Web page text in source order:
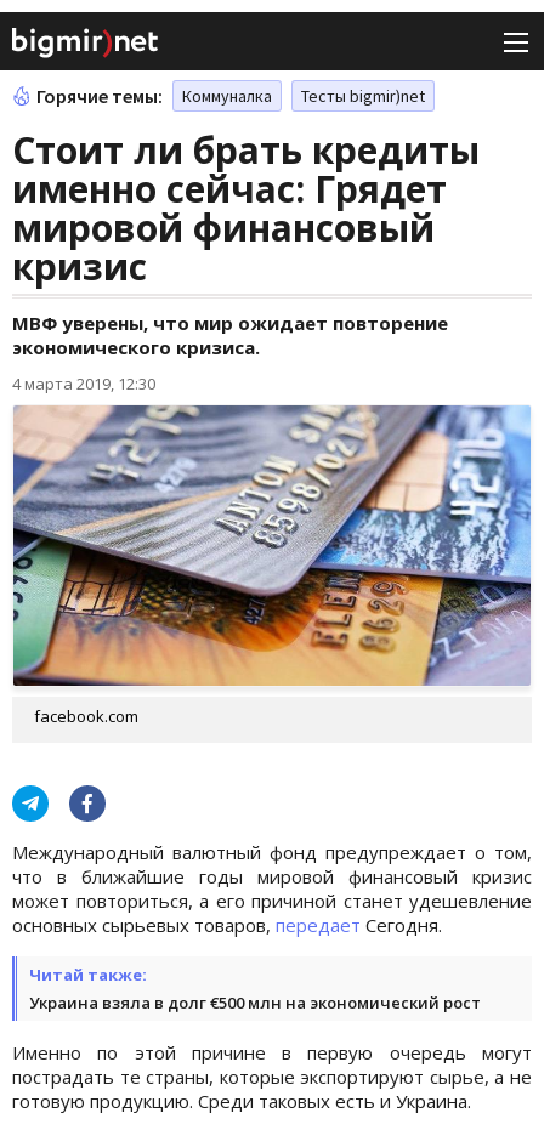
Горячие темы: Коммуналка Тесты bigmir)net
Стоит ли брать кредиты
именно сейчас: Грядет
мировой финансовый
кризис
МВФ уверены, что мир ожидает повторение
экономического кризиса.
4 марта 2019, 12:30
facebook.com
Международный валютный фонд предупреждает о том,
что в ближайшие годы мировой финансовый кризис
может повториться, а его причиной станет удешевление
основных сырьевых товаров, передает Сегодня.
Читай также:
Украина взяла в долг €500 млн на экономический рост
Именно по этой причине в первую очередь могут
пострадать те страны, которые экспортируют сырье, а не
готовую продукцию. Среди таковых есть и Украина.